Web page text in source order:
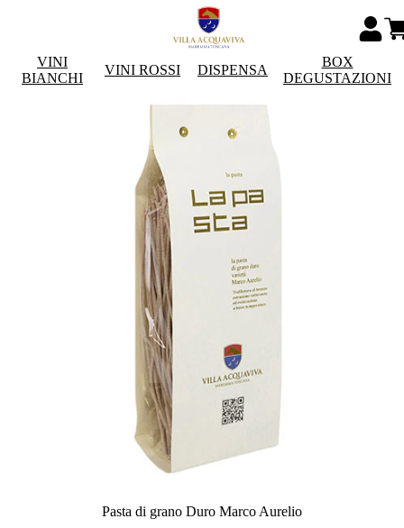
VINI
BIANCHI
VINI ROSSI DISPENSA
BOX
DEGUSTAZIONI
Pasta di grano Duro Marco Aurelio